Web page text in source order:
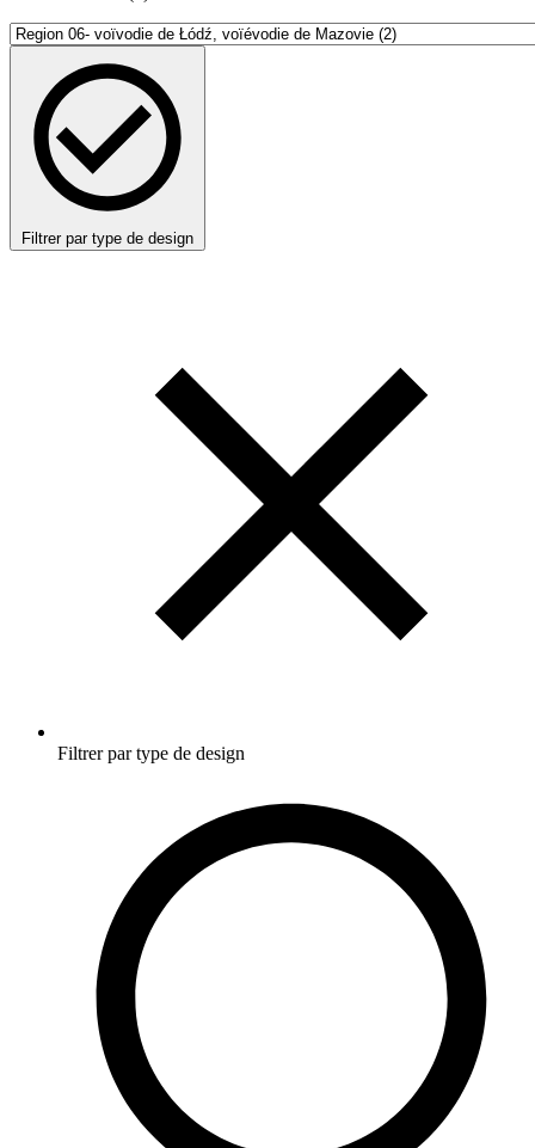
Filtrer par type de design
Filtrer par type de design